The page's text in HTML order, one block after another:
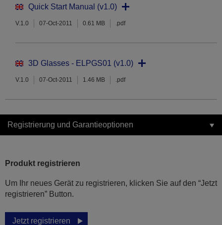
Quick Start Manual (v1.0)
V.1.0 07-Oct-2011 0.61 MB .pdf
3D Glasses - ELPGS01 (v1.0)
V.1.0 07-Oct-2011 1.46 MB .pdf
Registrierung und Garantieoptionen
Produkt registrieren
Um Ihr neues Gerät zu registrieren, klicken Sie auf den “Jetzt
registrieren” Button.
Jetzt registrieren